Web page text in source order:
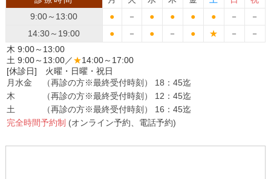
木 9:00～13:00
土 9:00～13:00／ ★14:00～17:00
[休診日] 火曜・日曜・祝日
月水金
（再診の方※最終受付時刻） 18：45迄
木
（再診の方※最終受付時刻） 12：45迄
土
（再診の方※最終受付時刻） 16：45迄
完全時間予約制 (オンライン予約、電話予約)
9:00～13:00 ● － ● ● ● ● －
－
14:30～19:00
● － ● － ● ★ － －